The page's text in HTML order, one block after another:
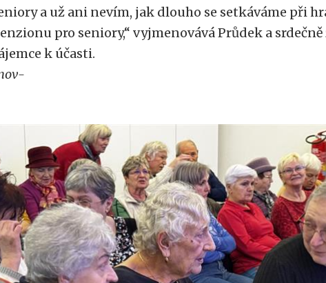
a už ani nevím, jak dlouho se setkáváme při
pro seniory,“ vyjmenovává Průdek a srdečně
k účasti.